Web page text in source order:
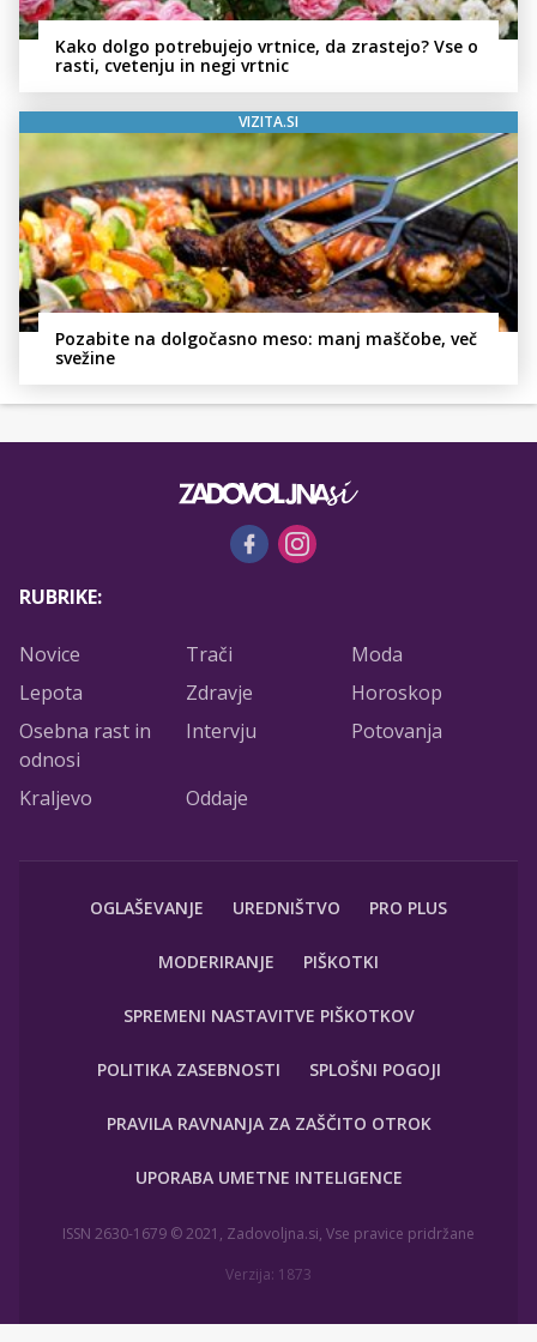
Kako dolgo potrebujejo vrtnice, da zrastejo? Vse o
rasti, cvetenju in negi vrtnic
VIZITA.SI
Pozabite na dolgočasno meso: manj maščobe, več
svežine
RUBRIKE:
Novice Trači
Moda
Lepota
Zdravje
Horoskop
Osebna rast in
odnosi
Intervju Potovanja
Kraljevo Oddaje
OGLAŠEVANJE UREDNIŠTVO PRO PLUS
MODERIRANJE PIŠKOTKI
SPREMENI NASTAVITVE PIŠKOTKOV
POLITIKA ZASEBNOSTI SPLOŠNI POGOJI
PRAVILA RAVNANJA ZA ZAŠČITO OTROK
UPORABA UMETNE INTELIGENCE
ISSN 2630-1679 © 2021, Zadovoljna.si, Vse pravice pridržane
Verzija: 1873